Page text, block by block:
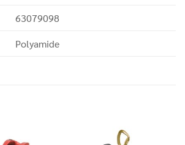
63079098
Polyamide